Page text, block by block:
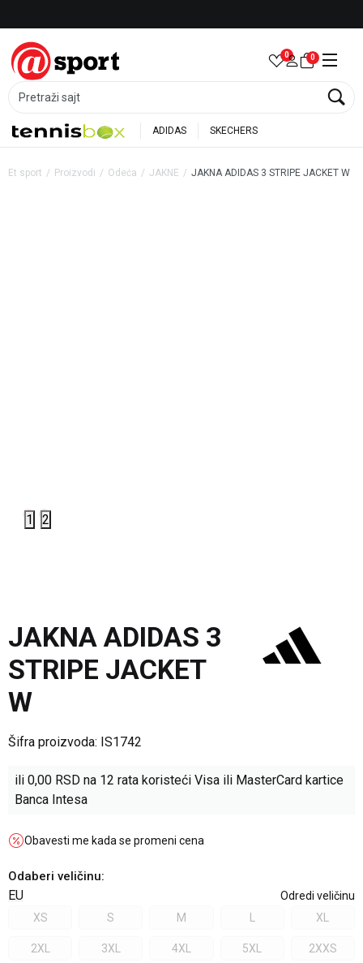
Pretraži sajt
0 0
ADIDAS SKECHERS
Et sport Proizvodi Odeća JAKNE JAKNA ADIDAS 3 STRIPE JACKET W
1 2
JAKNA ADIDAS 3
STRIPE JACKET
W
Šifra proizvoda: IS1742
ili 0,00 RSD na 12 rata koristeći Visa ili MasterCard kartice
Banca Intesa
Obavesti me kada se promeni cena
Odaberi veličinu:
EU
Odredi veličinu
XS
S M XL
2XL 3XL 4XL 5XL 2XXS